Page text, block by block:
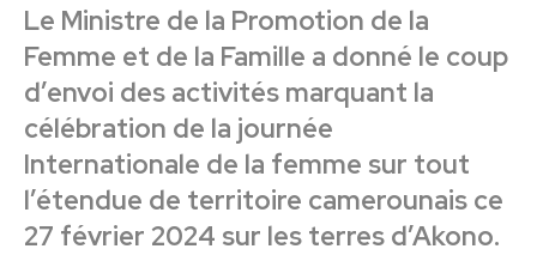
Le Ministre de la Promotion de la
Femme et de la Famille a donné le coup
d’envoi des activités marquant la
célébration de la journée
Internationale de la femme sur tout
l’étendue de territoire camerounais ce
27 février 2024 sur les terres d’Akono.